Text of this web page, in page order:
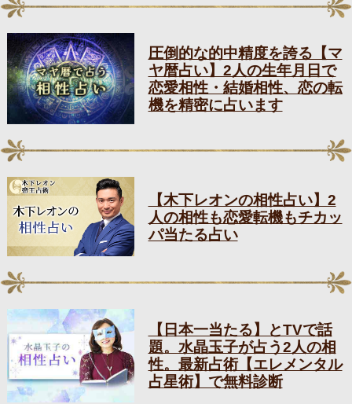
圧倒的な的中精度を誇る【マ
ヤ暦占い】2人の生年月日で
恋愛相性・結婚相性、恋の転
機を精密に占います
【木下レオンの相性占い】2
人の相性も恋愛転機もチカッ
パ当たる占い
【日本一当たる】とTVで話
題。水晶玉子が占う2人の相
性。最新占術【エレメンタル
占星術】で無料診断